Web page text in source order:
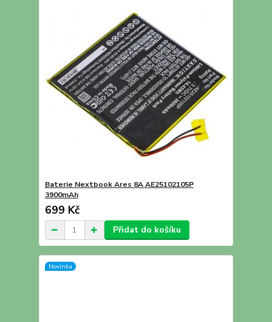
Baterie Nextbook Ares 8A AE25102105P
3900mAh
699 Kč
Přidat do košíku
Novinka